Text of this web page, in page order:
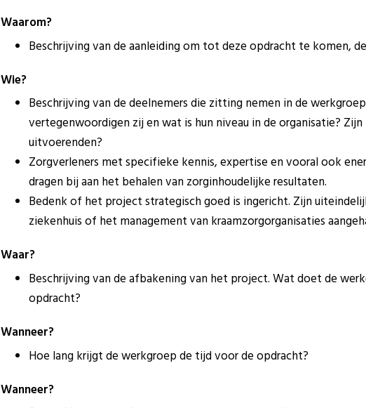
Waarom?
Beschrijving van de aanleiding om tot deze opdracht te komen,
Wie?
Beschrijving van de deelnemers die zitting nemen in de
vertegenwoordigen zij en wat is hun niveau in de organisatie?
uitvoerenden?
Zorgverleners met specifieke kennis, expertise en vooral ook
dragen bij aan het behalen van zorginhoudelijke resultaten.
Bedenk of het project strategisch goed is ingericht. Zijn
ziekenhuis of het management van kraamzorgorganisaties
Waar?
Beschrijving van de afbakening van het project. Wat doet de
opdracht?
Wanneer?
Hoe lang krijgt de werkgroep de tijd voor de opdracht?
Wanneer?